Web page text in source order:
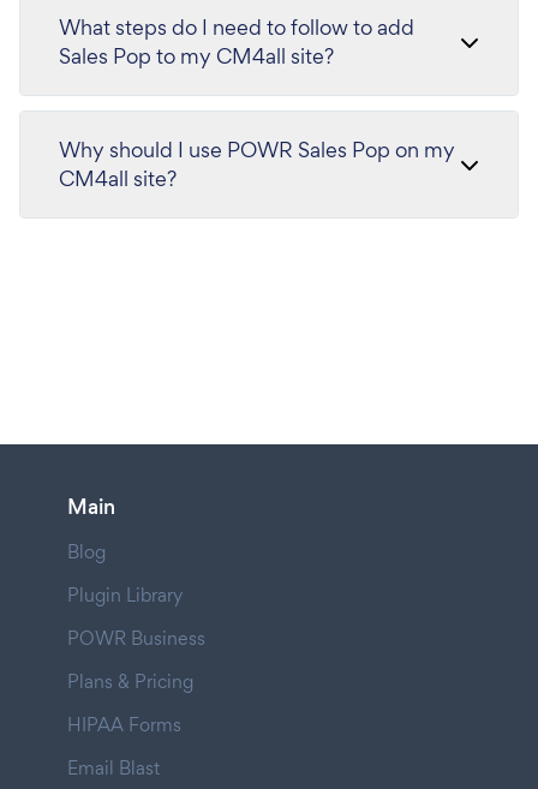
What steps do I need to follow to add
Sales Pop to my CM4all site?
Why should I use POWR Sales Pop on my
CM4all site?
Main
Blog
Plugin Library
POWR Business
Plans & Pricing
HIPAA Forms
Email Blast